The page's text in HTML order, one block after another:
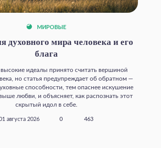
МИРОВЫЕ
духовного мира человека и его
блага
высокие идеалы принято считать вершиной
но статья предупреждает об обратном —
способности, тем опаснее искушение
любви, и объясняет, как распознать этот
скрытый идол в себе.
августа 2026 0 463